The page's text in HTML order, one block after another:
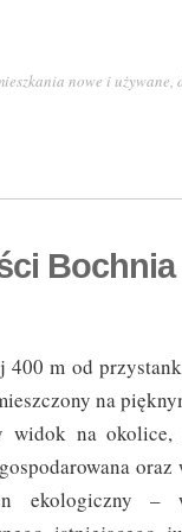
nowe i używane,
Bochnia
400 m od
na
widok na okolice,
oraz
ekologiczny –